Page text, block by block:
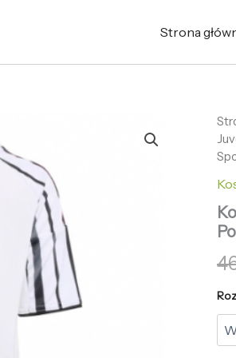
Strona
#15
26